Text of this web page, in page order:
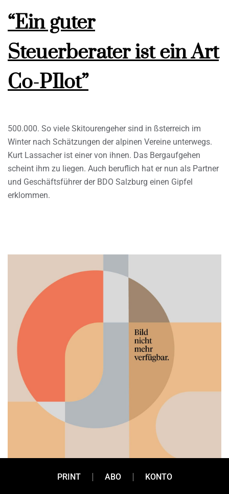
“Ein guter
Steuerberater ist ein Art
Co-PIlot”
500.000. So viele Skitourengeher sind in ßsterreich im
Winter nach Schätzungen der alpinen Vereine unterwegs.
Kurt Lassacher ist einer von ihnen. Das Bergaufgehen
scheint ihm zu liegen. Auch beruflich hat er nun als Partner
und Geschäftsführer der BDO Salzburg einen Gipfel
erklommen.
PRINT ABO KONTO